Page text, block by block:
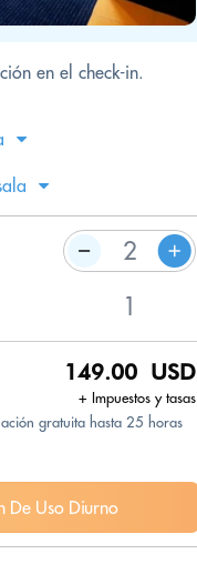
en el check-in.
149.00 USD
+ Impuestos y tasas
gratuita hasta 25 horas
De Uso Diurno